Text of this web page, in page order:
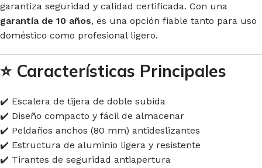
garantiza seguridad y calidad certificada. Con una
garantía de 10 años, es una opción fiable tanto para uso
doméstico como profesional ligero.
⭐ Características Principales
✔️ Escalera de tijera de doble subida
✔️ Diseño compacto y fácil de almacenar
✔️ Peldaños anchos (80 mm) antideslizantes
✔️ Estructura de aluminio ligera y resistente
✔️ Tirantes de seguridad antiapertura